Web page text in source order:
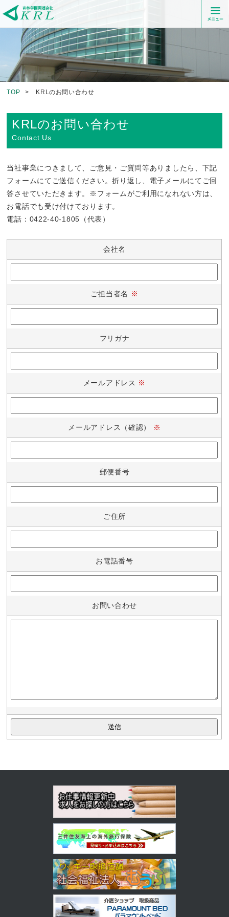
TOP > KRLのお問い合わせ
KRLのお問い合わせ
Contact Us
当社事業につきまして、ご意見・ご質問等ありましたら、下記
フォームにてご送信ください。折り返し、電子メールにてご回
答させていただきます。※フォームがご利用になれない方は、
お電話でも受け付けております。
電話：0422-40-1805（代表）
会社名
ご担当者名 ※
フリガナ
メールアドレス ※
メールアドレス （確認） ※
郵便番号
ご住所
お電話番号
お問い合わせ